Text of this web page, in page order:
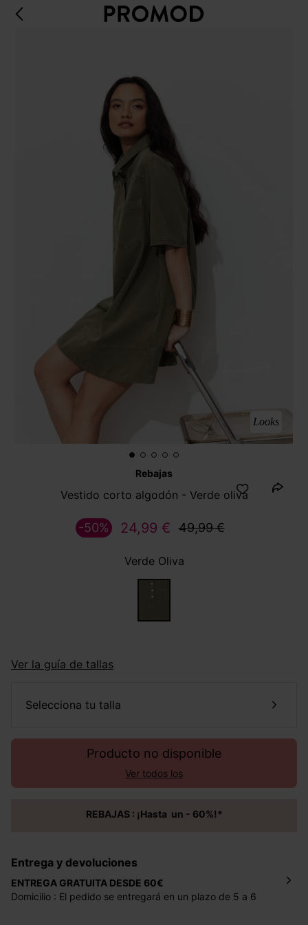
Looks
Rebajas
Vestido corto algodón - Verde oliva
24,99 € 49,99 €
-50%
Verde Oliva
Ver la guía de tallas
selecciona tu talla
Producto no disponible
Ver todos los
REBAJAS : ¡Hasta un - 60%!*
Entrega y devoluciones
ENTREGA GRATUITA DESDE 60€
Domicilio : El pedido se entregará en un plazo de 5 a 6